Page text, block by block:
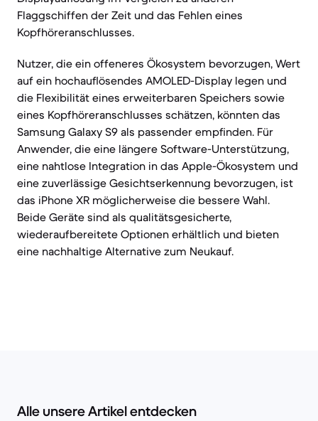
Flaggschiffen der Zeit und das Fehlen eines
Kopfhöreranschlusses.
Nutzer, die ein offeneres Ökosystem bevorzugen, Wert
auf ein hochauflösendes AMOLED-Display legen und
die Flexibilität eines erweiterbaren Speichers sowie
eines Kopfhöreranschlusses schätzen, könnten das
Samsung Galaxy S9 als passender empfinden. Für
Anwender, die eine längere Software-Unterstützung,
eine nahtlose Integration in das Apple-Ökosystem und
eine zuverlässige Gesichtserkennung bevorzugen, ist
das iPhone XR möglicherweise die bessere Wahl.
Beide Geräte sind als qualitätsgesicherte,
wiederaufbereitete Optionen erhältlich und bieten
eine nachhaltige Alternative zum Neukauf.
Alle unsere Artikel entdecken